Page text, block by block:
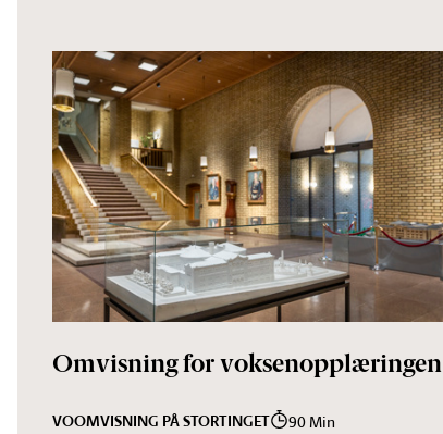
Omvisning for voksenopplæringen
VOOMVISNING PÅ STORTINGET 90 Min